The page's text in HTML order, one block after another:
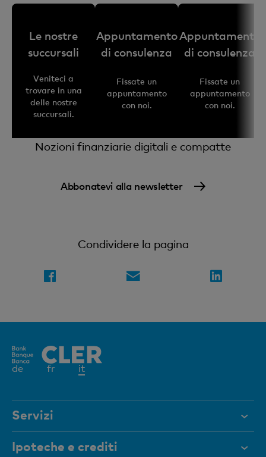
Le nostre
succursali
Veniteci a
trovare in una
delle nostre
succursali.
Appuntamento
di consulenza
Fissate un
appuntamento
con noi.
Appuntamento
di consulenza
Fissate un
appuntamento
con noi.
Nozioni finanziarie digitali e compatte
Abbonatevi alla newsletter
Condividere la pagina
de fr itElemento
Servizi
Aiuto e contatto
Ipoteche e crediti